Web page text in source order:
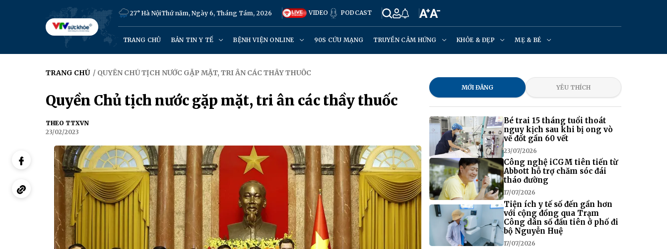
27° Hà NộiThứ năm, Ngày 6, Tháng Tám, 2026 VIDEO PODCAST
TRANG CHỦ BẢN TIN Y TẾ BỆNH VIỆN ONLINE 90S CỨU MẠNG TRUYỀN CẢM HỨNG KHỎE & ĐẸP MẸ & BÉ
TRANG CHỦ / QUYỀN CHỦ TỊCH NƯỚC GẶP MẶT, TRI ÂN CÁC THẦY THUỐC
Quyền Chủ tịch nước gặp mặt, tri ân các thầy thuốc
THEO TTXVN
23/02/2023
MỚI ĐĂNG YÊU THÍCH
Bé trai 15 tháng tuổi thoát
nguy kịch sau khi bị ong vò
vẽ đốt gần 60 vết
23/07/2026
Công nghệ iCGM tiên tiến từ
Abbott hỗ trợ chăm sóc đái
tháo đường
17/07/2026
Tiện ích y tế số đến gần hơn
với cộng đồng qua Trạm
Công dân số đầu tiên ở phố đi
bộ Nguyễn Huệ
17/07/2026